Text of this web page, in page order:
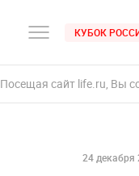
КУБОК
Посещая сайт life.ru, Вы
24 декабря